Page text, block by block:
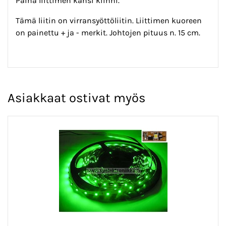
Tämä liitin on virransyöttöliitin. Liittimen kuoreen
on painettu + ja - merkit. Johtojen pituus n. 15 cm.
Asiakkaat ostivat myös